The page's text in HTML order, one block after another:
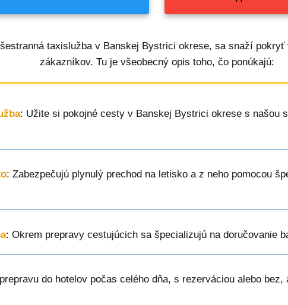
taxislužba v Banskej Bystrici okrese, sa snaží
zákazníkov. Tu je všeobecný opis toho, čo ponúkajú:
: Užite si pokojné cesty v Banskej Bystrici okrese s našou
: Zabezpečujú plynulý prechod na letisko a z neho pomocou
: Okrem prepravy cestujúcich sa špecializujú na doručovanie
do hotelov počas celého dňa, s rezerváciou alebo